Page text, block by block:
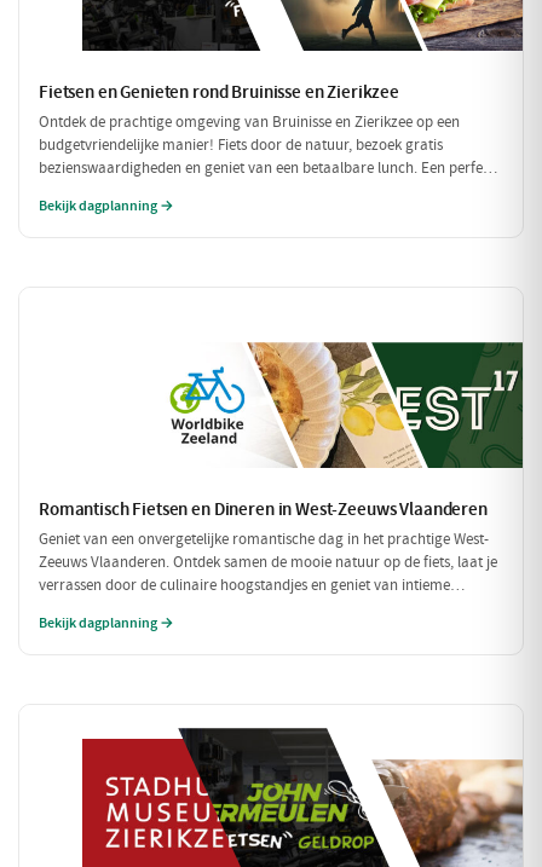
Fietsen en Genieten rond Bruinisse en Zierikzee
Ontdek de prachtige omgeving van Bruinisse en Zierikzee op een
budgetvriendelijke manier! Fiets door de natuur, bezoek gratis
bezienswaardigheden en geniet van een betaalbare lunch. Een perfecte
Bekijk dagplanning →
Romantisch Fietsen en Dineren in West-Zeeuws Vlaanderen
Geniet van een onvergetelijke romantische dag in het prachtige West-
Zeeuws Vlaanderen. Ontdek samen de mooie natuur op de fiets, laat je
verrassen door de culinaire hoogstandjes en geniet van intieme
romantiek!
Bekijk dagplanning →